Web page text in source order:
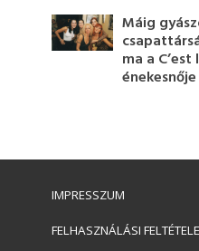
Máig
ma a
énekesnője
IMPRESSZUM
FELHASZNÁLÁSI